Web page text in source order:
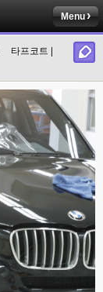
Menu
타프코트 |